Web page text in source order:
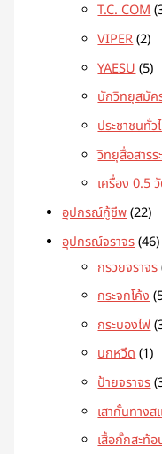
T.C. COM
VIPER 2
YAESU 5
นักวิทยุสมัค
ประชาชนทั่ว
วิทยุสื่อสาร
เครื่อง 0.5
อุปกรณ์กู้ชีพ 22
อุปกรณ์จราจร 46
กรวยจราจร
กระจกโค้ง
กระบองไฟ
นกหวีด 1
ป้ายจราจร
เสากั้นทางส
เสื้อกั๊กสะท้